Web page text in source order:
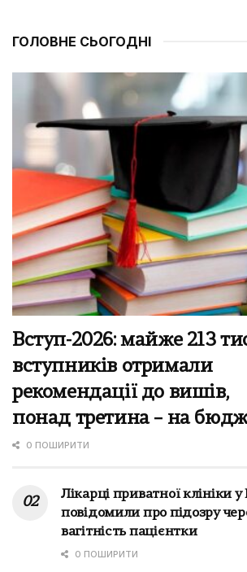
ГОЛОВНЕ СЬОГОДНІ
Вступ-2026: майже 213
вступників отримали
рекомендації до вишів,
понад третина – на
0 ПОШИРИТИ
Лікарці приватної клініки у
повідомили про підозру
вагітність пацієнтки
0 ПОШИРИТИ